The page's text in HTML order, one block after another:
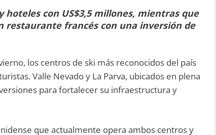
con US$3,5 millones, mientras que
restaurante francés con una inversión de
los centros de ski más reconocidos del país
Valle Nevado y La Parva, ubicados en plena
para fortalecer su infraestructura y
que actualmente opera ambos centros y